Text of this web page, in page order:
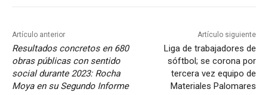
Artículo anterior
Resultados concretos en 680
obras públicas con sentido
social durante 2023: Rocha
Moya en su Segundo Informe
Artículo siguiente
Liga de trabajadores de
sóftbol; se corona por
tercera vez equipo de
Materiales Palomares